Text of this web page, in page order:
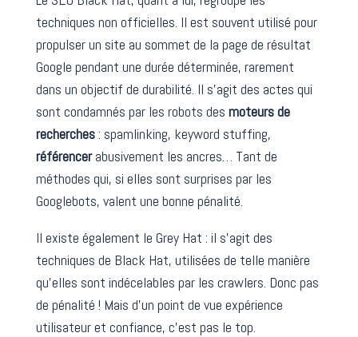
techniques non officielles. Il est souvent utilisé pour
propulser un site au sommet de la page de résultat
Google pendant une durée déterminée, rarement
dans un objectif de durabilité. Il s’agit des actes qui
sont condamnés par les robots des moteurs de
recherches: spamlinking, keyword stuffing,
référencerabusivement les ancres… Tant de
méthodes qui, si elles sont surprises par les
Googlebots, valent une bonne pénalité.
Il existe également le Grey Hat : il s’agit des
techniques de Black Hat, utilisées de telle manière
qu’elles sont indécelables par les crawlers. Donc pas
de pénalité ! Mais d’un point de vue expérience
utilisateur et confiance, c’est pas le top.